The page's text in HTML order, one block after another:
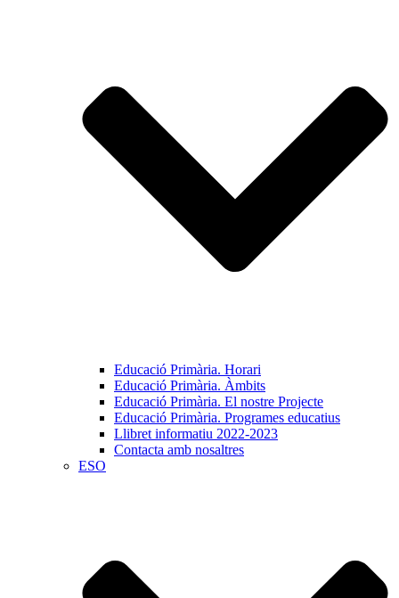
Educació Primària. Horari
Educació Primària. Àmbits
Educació Primària. El nostre Projecte
Educació Primària. Programes educatius
Llibret informatiu 2022-2023
Contacta amb nosaltres
ESO